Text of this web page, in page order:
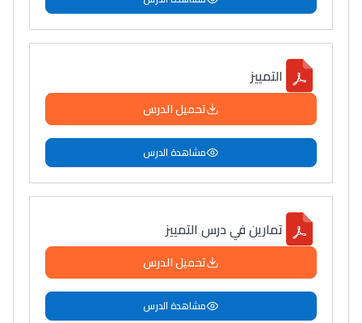
التمييز
تحميل الدرس
مشاهدة الدرس
تمارين في درس التمييز
تحميل الدرس
مشاهدة الدرس